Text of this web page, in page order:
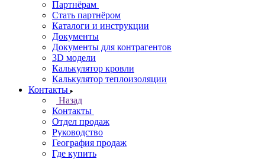
Партнёрам
Стать партнёром
Каталоги и инструкции
Документы
Документы для контрагентов
3D модели
Калькулятор кровли
Калькулятор теплоизоляции
Контакты
Назад
Контакты
Отдел продаж
Руководство
География продаж
Где купить